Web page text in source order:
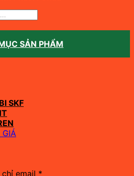
SẢN PHẨM
SKF
email *